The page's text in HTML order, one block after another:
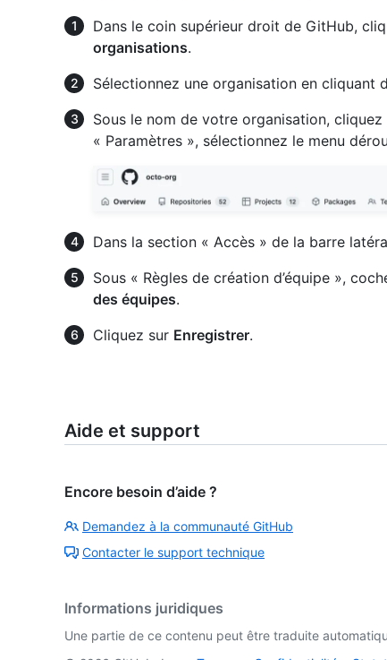
Dans le coin supérieur droit de GitHub,
organisations.
Sélectionnez une organisation en cliquant
Sous le nom de votre organisation, cliquez
« Paramètres », sélectionnez le menu
Dans la section « Accès » de la barre
Sous « Règles de création d’équipe »,
des équipes.
Cliquez sur Enregistrer.
Aide et support
Encore besoin d’aide ?
Demandez à la communauté GitHub
Contacter le support technique
Informations juridiques
Une partie de ce contenu peut être traduite